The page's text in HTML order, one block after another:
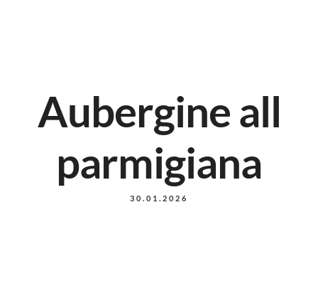
Aubergine all
parmigiana
30.01.2026